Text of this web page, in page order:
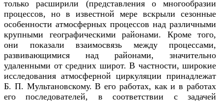
только расширили (представления о многообразии
процессов, но в известной мере вскрыли сезонные
особенности атмосферных процессов над различными
крупными географическими районами. Кроме того,
они показали взаимосвязь между процессами,
развивающимися над районами, значительно
удаленными от средних широт. В частности, широкие
исследования атмосферной циркуляции принадлежат
Б. П. Мультановскому. В его работах, как и в работах
его последователей, в соответствии с задачей